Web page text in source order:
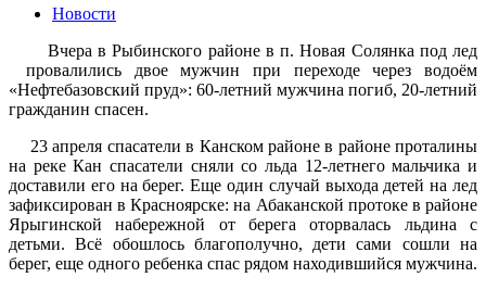
Новости
Вчера в Рыбинского районе в п. Новая Солянка под лед
провалились двое мужчин при переходе через водоём
«Нефтебазовский пруд»: 60-летний мужчина погиб, 20-летний
гражданин спасен.
23 апреля спасатели в Канском районе в районе проталины
на реке Кан спасатели сняли со льда 12-летнего мальчика и
доставили его на берег. Еще один случай выхода детей на лед
зафиксирован в Красноярске: на Абаканской протоке в районе
Ярыгинской набережной от берега оторвалась льдина с
детьми. Всё обошлось благополучно, дети сами сошли на
берег, еще одного ребенка спас рядом находившийся мужчина.